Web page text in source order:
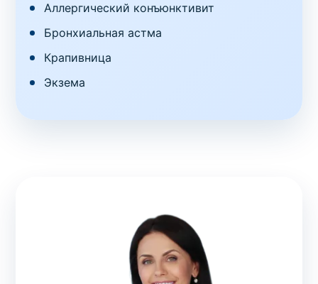
Аллергический конъюнктивит
Бронхиальная астма
Крапивница
Экзема